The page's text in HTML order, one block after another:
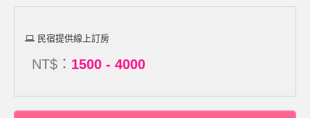
民宿提供線上訂房
NT$： 1500 - 4000